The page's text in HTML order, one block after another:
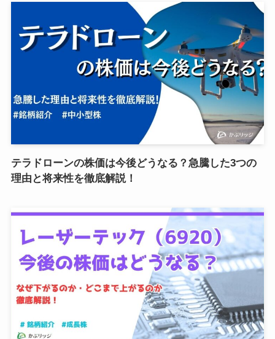
テラドローンの株価は今後どうなる？急騰した3つの
理由と将来性を徹底解説！